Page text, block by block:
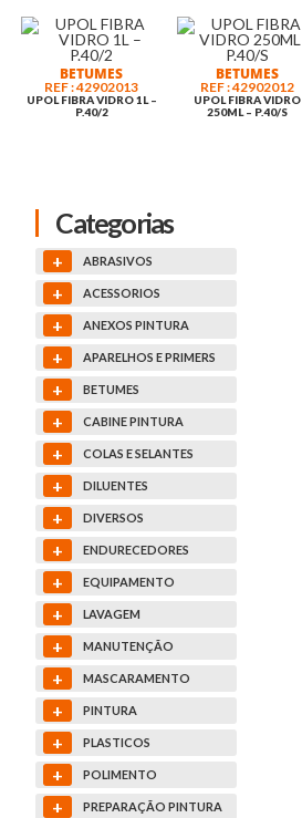
BETUMES
REF : 42902013
UPOL FIBRA VIDRO 1L –
P.40/2
BETUMES
REF : 42902012
UPOL FIBRA VIDRO
250ML – P.40/S
Categorias
+ ABRASIVOS
+ ACESSORIOS
+ ANEXOS PINTURA
+ APARELHOS E PRIMERS
+ BETUMES
+ CABINE PINTURA
+ COLAS E SELANTES
+ DILUENTES
+ DIVERSOS
+ ENDURECEDORES
+ EQUIPAMENTO
+ LAVAGEM
+ MANUTENÇÃO
+ MASCARAMENTO
+ PINTURA
+ PLASTICOS
+ POLIMENTO
+ PREPARAÇÃO PINTURA